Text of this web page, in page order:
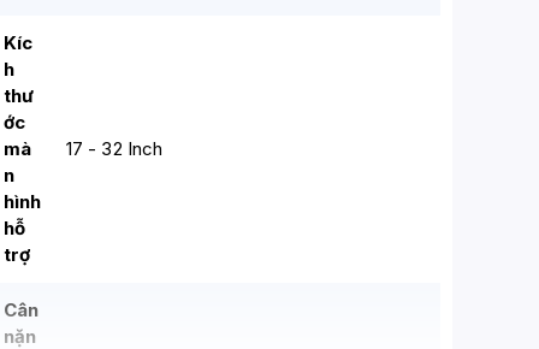
Kíc
h
thư
ớc
mà
n
hình
hỗ
trợ
17 - 32 Inch
Cân
nặn